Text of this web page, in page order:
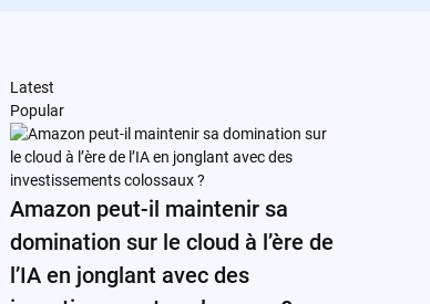
Latest
Popular
Amazon peut-il maintenir sa
domination sur le cloud à l’ère de
l’IA en jonglant avec des